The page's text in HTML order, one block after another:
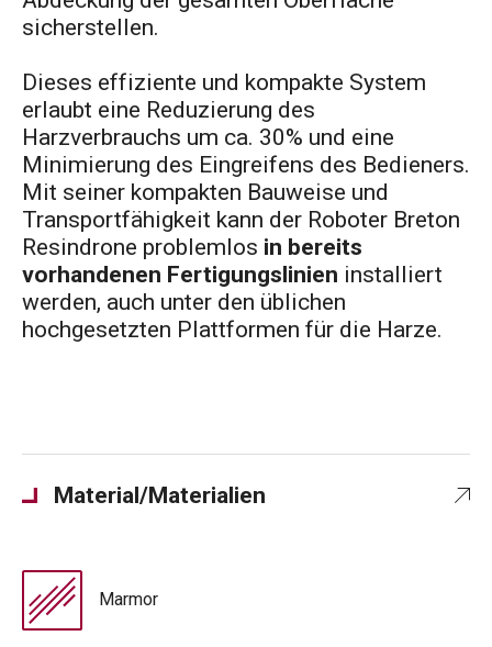
sicherstellen.
Dieses effiziente und kompakte System
erlaubt eine Reduzierung des
Harzverbrauchs um ca. 30% und eine
Minimierung des Eingreifens des Bedieners.
Mit seiner kompakten Bauweise und
Transportfähigkeit kann der Roboter Breton
Resindrone problemlos in bereits
vorhandenen Fertigungslinien installiert
werden, auch unter den üblichen
hochgesetzten Plattformen für die Harze.
Material/Materialien
Marmor